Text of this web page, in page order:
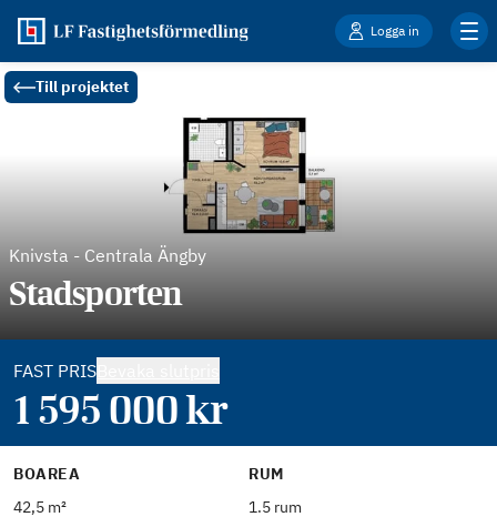
Logga in
Till projektet
Knivsta - Centrala Ängby
Stadsporten
FAST PRIS
1 595 000kr
BOAREA
42,5 m²
RUM
1.5 rum